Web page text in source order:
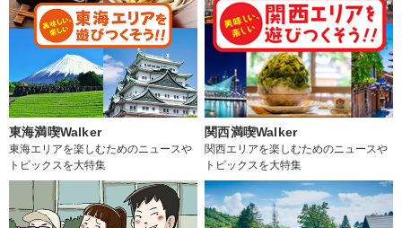
東海満喫Walker
東海エリアを楽しむためのニュースや
トピックスを大特集
関西満喫Walker
関西エリアを楽しむためのニュースや
トピックスを大特集